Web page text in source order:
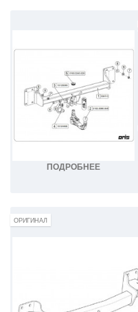
ПОДРОБНЕЕ
ОРИГИНАЛ